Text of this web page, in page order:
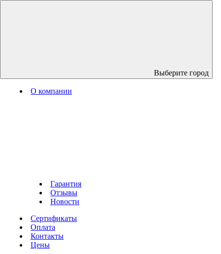
Выберите город
О компании
Гарантия
Отзывы
Новости
Сертификаты
Оплата
Контакты
Цены